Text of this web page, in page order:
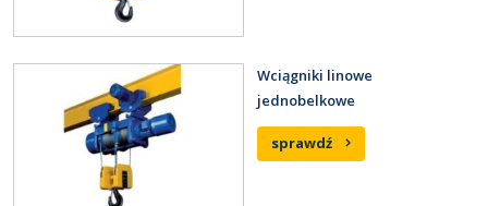
Wciągniki linowe
jednobelkowe
sprawdź